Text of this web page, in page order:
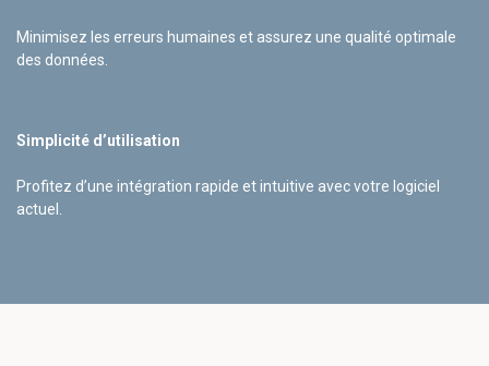
Minimisez les erreurs humaines et assurez une qualité optimale
des données.
Simplicité d’utilisation
Profitez d’une intégration rapide et intuitive avec votre logiciel
actuel.